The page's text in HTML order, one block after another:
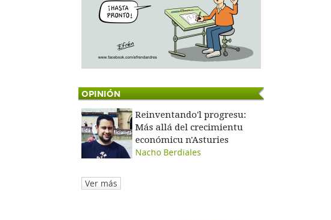
OPINIÓN
Reinventando'l progresu:
Más allá del crecimientu
económicu n'Asturies
Nacho Berdiales
Ver más